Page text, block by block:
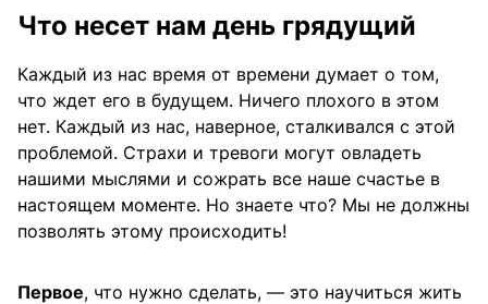
Что несет нам день грядущий
Каждый из нас время от времени думает о том,
что ждет его в будущем. Ничего плохого в этом
нет. Каждый из нас, наверное, сталкивался с этой
проблемой. Страхи и тревоги могут овладеть
нашими мыслями и сожрать все наше счастье в
настоящем моменте. Но знаете что? Мы не должны
позволять этому происходить!
Первое, что нужно сделать, — это научиться жить